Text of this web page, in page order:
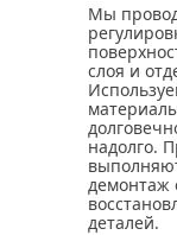
Мы
слоя и
надолго.
демонтаж
деталей.